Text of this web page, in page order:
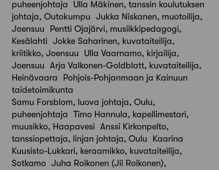
puheenjohtaja Ulla Mäkinen, tanssin koulutuksen
johtaja, Outokumpu Jukka Niskanen, muotoilija,
Joensuu Pentti Ojajärvi, musiikkipedagogi,
Kesälahti Jokke Saharinen, kuvataiteilija,
kriitikko, Joensuu Ulla Vaarnamo, kirjailija,
Joensuu Arja Valkonen-Goldblatt, kuvataiteilija,
Heinävaara Pohjois-Pohjanmaan ja Kainuun
taidetoimikunta
Samu Forsblom, luova johtaja, Oulu,
puheenjohtaja Timo Hannula, kapellimestari,
muusikko, Haapavesi Anssi Kirkonpelto,
tanssiopettaja, linjan johtaja, Oulu Kaarina
Kuusisto-Lukkari, keraamikko, kuvataiteilija,
Sotkamo Juha Roikonen (Jii Roikonen),